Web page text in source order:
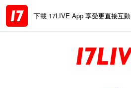
下載 17LIVE App 享受更直接互動